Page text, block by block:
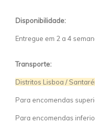
Disponibilidade:
Entregue em 2 a 4
Transporte:
Distritos Lisboa /
Para encomendas
Para encomendas